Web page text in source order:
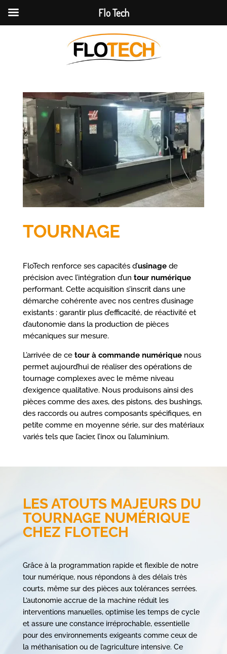
TOURNAGE
FloTech renforce ses capacités d’usinagede
précision avec l’intégration d’un tour numérique
performant. Cette acquisition s’inscrit dans une
démarche cohérente avec nos centres d’usinage
existants : garantir plus d’efficacité, de réactivité et
d’autonomie dans la production de pièces
mécaniques sur mesure.
L’arrivée de ce tour à commande numériquenous
permet aujourd’hui de réaliser des opérations de
tournage complexes avec le même niveau
d’exigence qualitative. Nous produisons ainsi des
pièces comme des axes, des pistons, des bushings,
des raccords ou autres composants spécifiques, en
petite comme en moyenne série, sur des matériaux
variés tels que l’acier, l’inox ou l’aluminium.
LES ATOUTS MAJEURS DU
TOURNAGE NUMÉRIQUE
CHEZ FLOTECH
Grâce à la programmation rapide et flexible de notre
tour numérique, nous répondons à des délais très
courts, même sur des pièces aux tolérances serrées.
L’autonomie accrue de la machine réduit les
interventions manuelles, optimise les temps de cycle
et assure une constance irréprochable, essentielle
pour des environnements exigeants comme ceux de
la méthanisation ou de l’agriculture intensive. Ce
Flo Tech